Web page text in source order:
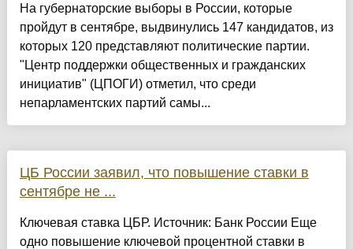
На губернаторские выборы в России, которые
пройдут в сентябре, выдвинулись 147 кандидатов, из
которых 120 представляют политические партии.
"Центр поддержки общественных и гражданских
инициатив" (ЦПОГИ) отметил, что среди
непарламентских партий самы...
ЦБ России заявил, что повышение ставки в
сентябре не ...
Ключевая ставка ЦБР. Источник: Банк России Еще
одно повышение ключевой процентной ставки в